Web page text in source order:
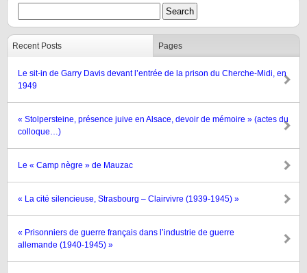
Recent Posts Pages
Le sit-in de Garry Davis devant l’entrée de la prison du Cherche-Midi, en
1949
« Stolpersteine, présence juive en Alsace, devoir de mémoire » (actes du
colloque…)
Le « Camp nègre » de Mauzac
« La cité silencieuse, Strasbourg – Clairvivre (1939-1945) »
« Prisonniers de guerre français dans l’industrie de guerre
allemande (1940-1945) »